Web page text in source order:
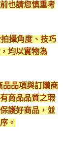
也請您慎重考
攝角度、技巧
均以實物為
品品項與訂購商
商品品質之瑕
護好商品，並
。